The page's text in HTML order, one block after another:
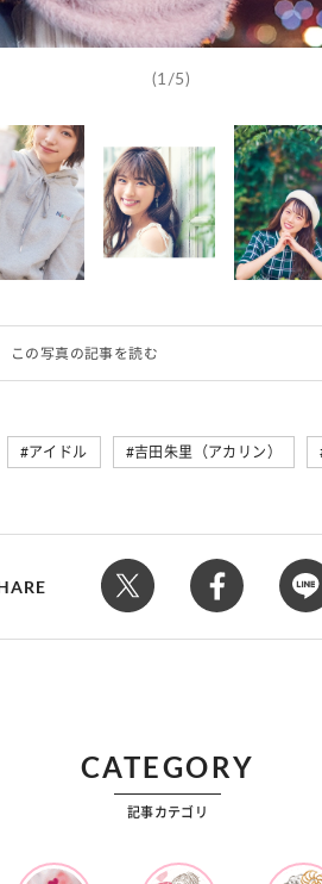
(1/5)
この写真の記事を読む
アイドル 吉田朱里（アカリン）
ゃ
【12星座別】今月の恋愛運♡ 7月
CATEGORY
記事カテゴリ